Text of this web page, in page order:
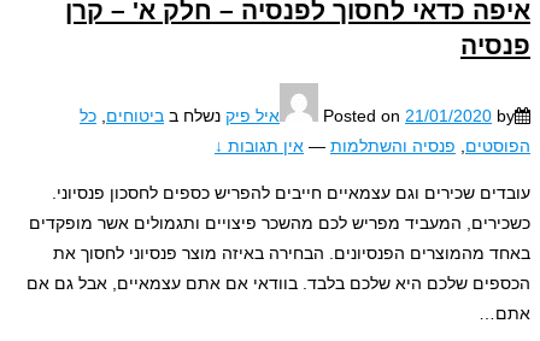
כדאי לחסוך לפנסיה – חלק א' – קרן
Posted on21/01/2020 איל פיק נשלח בביטוחים,כל
,פנסיה והשתלמות — אין תגובות ↓
שכירים וגם עצמאיים חייבים להפריש כספים לחסכון פנסיוני.
המעביד מפריש לכם מהשכר פיצויים ותגמולים אשר מופקדים
מהמוצרים הפנסיונים. הבחירה באיזה מוצר פנסיוני לחסוך את
שלכם היא שלכם בלבד. בוודאי אם אתם עצמאיים, אבל גם אם
…